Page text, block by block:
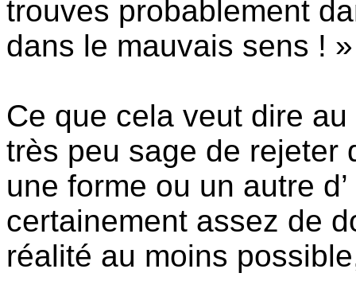
trouves probablement
dans le mauvais sens ! »
Ce que cela veut dire au
très peu sage de rejeter
une forme ou un autre
certainement assez de
réalité au moins